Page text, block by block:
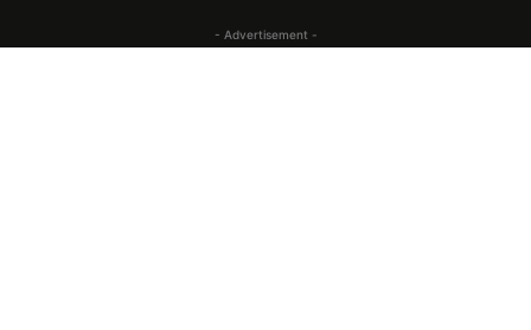
- Advertisement -